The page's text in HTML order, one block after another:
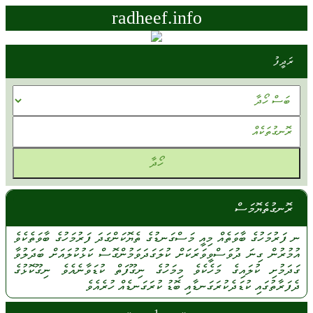
radheef.info
ރަދީފު
ރޮނގުތެޔޮމަސް
ނފަރުމަހުގެބާވަތެއް މިއީމަސްގަނޑުގެ ތެޔޮކަންގަދަފަރުމަހުގެ ބާވަތެކެވެ
އުމުރުން ގިނަ ދުވަސްވީވަރަކަށް ކުލަގަދަވަމުންގޮސްކަޅުކުލައަށް ބަދަލުވާ
ގަދަމުށިކުލައިގެމަހެކެވެމިމަހުގެ ނިގޫފަތްކުޑަވާނެއެވެ ނިގޫކޮޅުގެ
ދެފަރާތުގައި ކުޑަދެކުރަގަނޑާއިބޮޑު ކުރަގަނޑެއް ހުރެއެވެ